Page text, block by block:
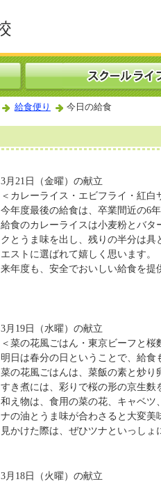
給食便り 今日の給食
3月21日（金曜）の献立
＜カレーライス・エビフライ・紅
今年度最後の給食は、卒業間近の6
給食のカレーライスは小麦粉とバ
クとうま味を出し、残りの半分は
エストに選ばれて嬉しく思います。
来年度も、安全でおいしい給食を提
3月19日（水曜）の献立
＜菜の花風ごはん・東京ビーフと
明日は春分の日ということで、給食
菜の花風ごはんは、菜飯の素と炒り
すき煮には、彩りで桜の形の京生麩
和え物は、食用の菜の花、キャベ
ナの油とうま味が合わさると大変
見かけた際は、ぜひツナといっしょ
3月18日（火曜）の献立